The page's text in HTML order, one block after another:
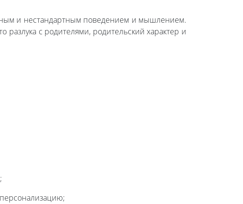
и нестандартным поведением и мышлением.
с родителями, родительский характер и